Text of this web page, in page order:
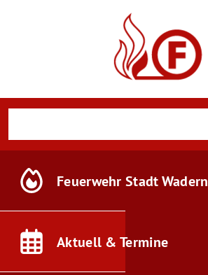
Feuerwehr Stadt Wadern
Aktuell & Termine